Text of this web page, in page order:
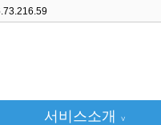
서비스소개 ∨